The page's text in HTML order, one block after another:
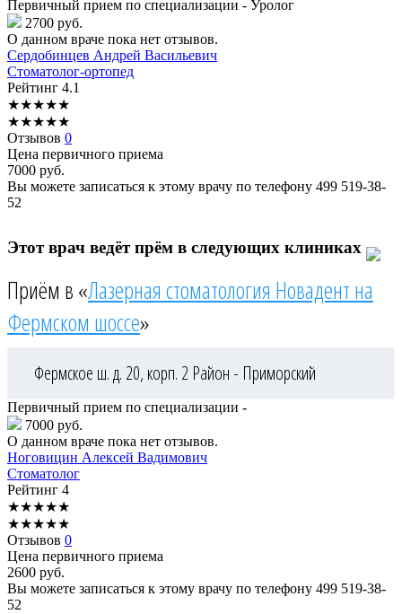
Первичный прием по специализации - Уролог
2700 руб.
О данном враче пока нет отзывов.
Сердобинцев Андрей Васильевич
Стоматолог-ортопед
Рейтинг 4.1
★★★★★
★★★★★
Отзывов 0
Цена первичного приема
7000 руб.
Вы можете записаться к этому врачу по телефону 499 519-38-
52
Этот врач ведёт прём в следующих клиниках
Приём в «Лазерная стоматология Новадент на
Фермском шоссе»
Фермское ш. д. 20, корп. 2 Район - Приморский
Первичный прием по специализации -
7000 руб.
О данном враче пока нет отзывов.
Ноговицин Алексей Вадимович
Стоматолог
Рейтинг 4
★★★★★
★★★★★
Отзывов 0
Цена первичного приема
2600 руб.
Вы можете записаться к этому врачу по телефону 499 519-38-
52